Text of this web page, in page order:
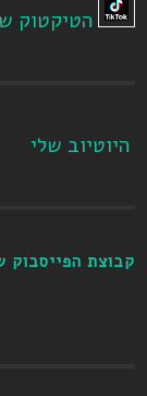
הטיקטוק
היוטיוב שלי
קבוצת הפייסבוק